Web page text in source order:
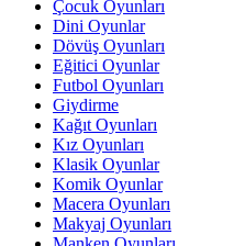
Çocuk Oyunları
Dini Oyunlar
Dövüş Oyunları
Eğitici Oyunlar
Futbol Oyunları
Giydirme
Kağıt Oyunları
Kız Oyunları
Klasik Oyunlar
Komik Oyunlar
Macera Oyunları
Makyaj Oyunları